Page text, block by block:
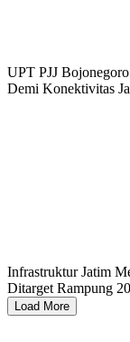
UPT PJJ
Demi Konektivitas
Infrastruktur Jatim
Ditarget Rampung
Load More